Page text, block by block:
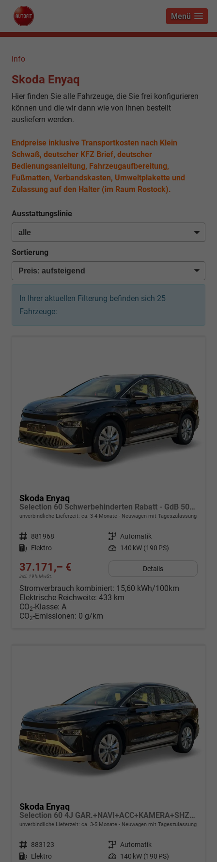
Menü
info
Skoda Enyaq
Hier finden Sie alle Fahrzeuge, die Sie frei konfigurieren
können und die wir dann wie von Ihnen bestellt
ausliefern werden.
Endpreise inklusive Transportkosten nach Klein
Schwaß, deutscher KFZ Brief, deutscher
Bedienungsanleitung, Fahrzeugaufbereitung,
Fußmatten, Verbandskasten, Umweltplakette und
Zulassung auf den Halter (im Raum Rostock).
Ausstattungslinie
Sortierung
In Ihrer aktuellen Filterung befinden sich 25
Fahrzeuge:
Skoda Enyaq
Selection 60 Schwerbehinderten Rabatt - GdB 50% FÖRDERFÄHIG
unverbindliche Lieferzeit: ca. 3-4 Monate Neuwagen mit Tageszulassung
Fahrzeugnr. 881968 Getriebe Automatik
Kraftstoff Elektro Leistung 140 kW (190 PS)
37.171,– €
incl. 19% MwSt.
Details
Stromverbrauch kombiniert: 15,60 kWh/100km
Elektrische Reichweite: 433 km
CO2-Klasse: A
CO2-Emissionen: 0 g/km
Skoda Enyaq
Selection 60 4J GAR.+NAVI+ACC+KAMERA+SHZ+19" ALU+KESSY+LED+KLIMA
unverbindliche Lieferzeit: ca. 3-5 Monate Neuwagen mit Tageszulassung
Fahrzeugnr. 883123 Getriebe Automatik
Kraftstoff Elektro Leistung 140 kW (190 PS)